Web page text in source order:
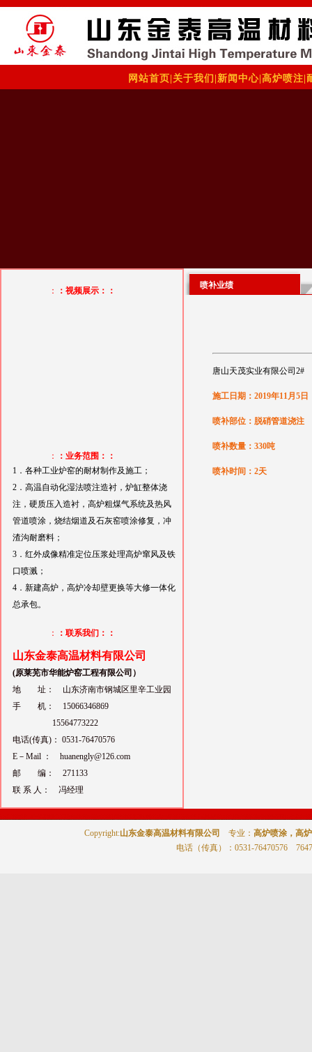
网站首页 关于我们 新闻中心 高炉喷注
： ：视频展示：：
：
：业务范围：：
1．各种工业炉窑的耐材制作及施工；
2．高温自动化湿法喷注造衬，炉缸整体浇
注，硬质压入造衬，高炉粗煤气系统及热风
管道喷涂，烧结烟道及石灰窑喷涂修复，冲
渣沟耐磨料；
3．红外成像精准定位压浆处理高炉窜风及铁
口喷溅；
4．新建高炉，高炉冷却壁更换等大修一体化
总承包。
： ：联系我们：：
山东金泰高温材料有限公司
(原莱芜市华能炉窑工程有限公司）
地 址： 山东济南市钢城区里辛工业园
手 机： 15066346869
15564773222
电话(传真)： 0531-76470576
E－Mail ： huanengly@126.com
邮 编： 271133
联 系 人： 冯经理
喷补业绩
唐山天茂实业有限公司2#
施工日期：2019年11月5日
喷补部位：脱硝管道浇注
喷补数量：330吨
喷补时间：2天
Copyright:山东金泰高温材料有限公司 专业： 高炉喷涂，高
电话（传真）
：0531-76470576